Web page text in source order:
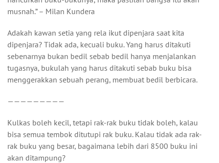
musnah.” – Milan Kundera
Adakah kawan setia yang rela ikut dipenjara saat kita
dipenjara? Tidak ada, kecuali buku. Yang harus ditakuti
sebenarnya bukan bedil sebab bedil hanya menjalankan
tugasnya, bukulah yang harus ditakuti sebab buku bisa
menggerakkan sebuah perang, membuat bedil berbicara.
—————————
Kulkas boleh kecil, tetapi rak-rak buku tidak boleh, kalau
bisa semua tembok ditutupi rak buku. Kalau tidak ada rak-
rak buku yang besar, bagaimana lebih dari 8500 buku ini
akan ditampung?